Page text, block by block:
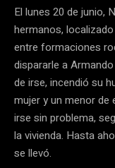
El lunes 20 de junio,
hermanos,
entre formaciones
dispararle a
de irse, incendió su
mujer y un menor de
irse sin problema,
la vivienda. Hasta
se llevó.